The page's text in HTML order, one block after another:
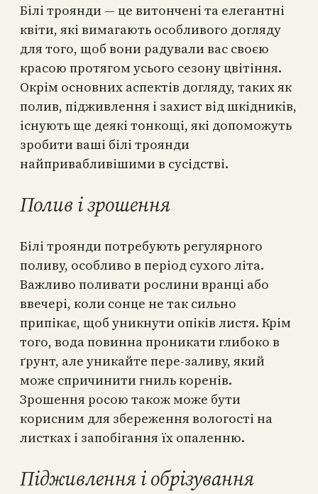
Білі троянди — це витончені та елегантні
квіти, які вимагають особливого догляду
для того, щоб вони радували вас своєю
красою протягом усього сезону цвітіння.
Окрім основних аспектів догляду, таких як
полив, підживлення і захист від шкідників,
існують ще деякі тонкощі, які допоможуть
зробити ваші білі троянди
найпривабливішими в сусідстві.
Полив і зрошення
Білі троянди потребують регулярного
поливу, особливо в період сухого літа.
Важливо поливати рослини вранці або
ввечері, коли сонце не так сильно
припікає, щоб уникнути опіків листя. Крім
того, вода повинна проникати глибоко в
ґрунт, але уникайте пере-заливу, який
може спричинити гниль коренів.
Зрошення росою також може бути
корисним для збереження вологості на
листках і запобігання їх опаленню.
Підживлення і обрізування